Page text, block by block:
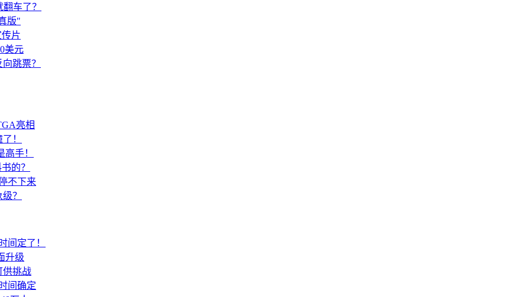
车了？
版"
片
美元
跳票？
亮相
！
手！
的？
不下来
？
间定了！
升级
供挑战
间确定